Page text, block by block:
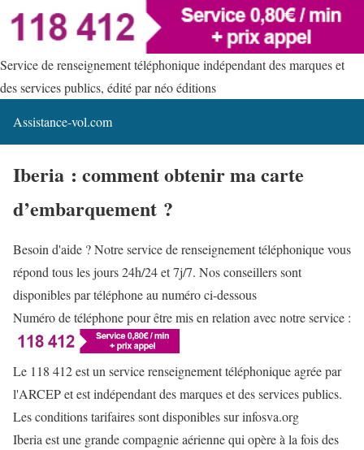
Service de renseignement téléphonique indépendant des marques et
des services publics, édité par néo éditions
Assistance-vol.com
Iberia : comment obtenir ma carte
d’embarquement ?
Besoin d'aide ? Notre service de renseignement téléphonique vous
répond tous les jours 24h/24 et 7j/7. Nos conseillers sont
disponibles par téléphone au numéro ci-dessous
Numéro de téléphone pour être mis en relation avec notre service :
Le 118 412 est un service renseignement téléphonique agrée par
l'ARCEP et est indépendant des marques et des services publics.
Les conditions tarifaires sont disponibles sur infosva.org
Iberia est une grande compagnie aérienne qui opère à la fois des